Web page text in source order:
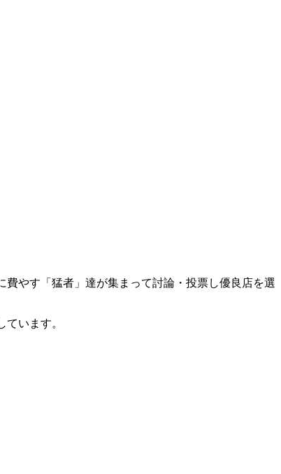
やす「猛者」達が集まって討論・投票し優良店を選
います。